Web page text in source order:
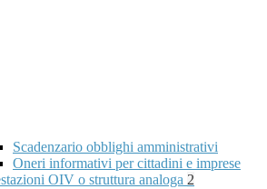
Scadenzario obblighi amministrativi
Oneri informativi per cittadini e imprese
OIV o struttura analoga 2